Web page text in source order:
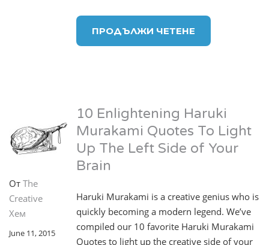
ПРОДЪЛЖИ ЧЕТЕНЕ
От The
Creative
Хем
June 11, 2015
10 Enlightening Haruki
Murakami Quotes To Light
Up The Left Side of Your
Brain
Haruki Murakami is a creative genius who is
quickly becoming a modern legend. We’ve
compiled our 10 favorite Haruki Murakami
Quotes to light up the creative side of your